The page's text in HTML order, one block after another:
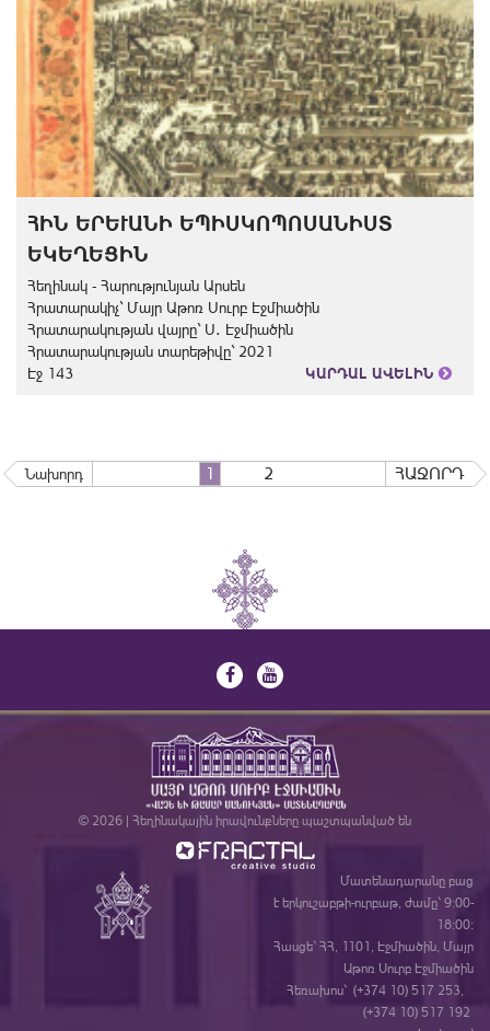
ՀԻՆ ԵՐԵՒԱՆԻ ԵՊԻՍԿՈՊՈՍԱՆԻՍՏ Ե
ԿԵՂԵՑԻՆ
Հեղինակ - Հարությունյան Արսեն
Հրատարակիչ` Մայր Աթոռ Սուրբ Էջմիածին
Հրատարակության վայրը` Ս․ Էջմիածին
Հրատարակության տարեթիվը` 2021
Էջ 143
ԿԱՐԴԱԼ ԱՎԵԼԻՆ
Նախորդ 1 2 ՀԱՋՈՐԴ
© 2026 | Հեղինակային իրավունքները պաշտպանված են
Մատենադարանը բաց
է երկուշաբթի-ուրբաթ, ժամը` 9:00-
18:00:
Հասցե` ՀՀ, 1101, Էջմիածին, Մայր
Աթոռ Սուրբ Էջմիածին
Հեռախոս` (+374 10) 517 253,
(+374 10) 517 192